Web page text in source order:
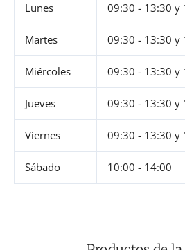
Lunes 09:30 - 13:30 y
Martes 09:30 - 13:30 y
Miércoles 09:30 - 13:30 y
Jueves 09:30 - 13:30 y
Viernes 09:30 - 13:30 y
Sábado 10:00 - 14:00